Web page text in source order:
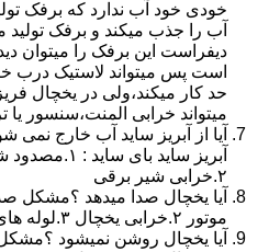
خودی خود آب ندارد که برفک
آب را جذب میکند و برفک
دیفراست این برفک را میتوان
است پس میتواند لاستیک درب
حد کار میکند،ولی در یخچال
میتواند خرابی المنت،سنسور یا
آیا از آبریز ساید آب خارج
آبریز ساید
۲.خرابی شیر برقی
موتور ۲.خرابی یخچال ۳.لوله های داخلی یخچال
آیا یخچال روشن نمیشود